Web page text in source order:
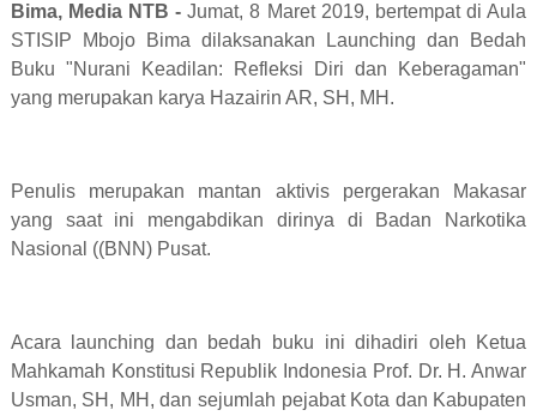
Bima, Media NTB - Jumat, 8 Maret 2019, bertempat di Aula
STISIP Mbojo Bima dilaksanakan Launching dan Bedah
Buku "Nurani Keadilan: Refleksi Diri dan Keberagaman"
yang merupakan karya Hazairin AR, SH, MH.
Penulis merupakan mantan aktivis pergerakan Makasar
yang saat ini mengabdikan dirinya di Badan Narkotika
Nasional ((BNN) Pusat.
Acara launching dan bedah buku ini dihadiri oleh Ketua
Mahkamah Konstitusi Republik Indonesia Prof. Dr. H. Anwar
Usman, SH, MH, dan sejumlah pejabat Kota dan Kabupaten